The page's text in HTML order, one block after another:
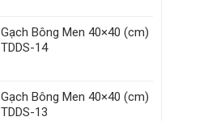
Gạch Bông Men 40×40 (cm)
TDDS-14
Gạch Bông Men 40×40 (cm)
TDDS-13